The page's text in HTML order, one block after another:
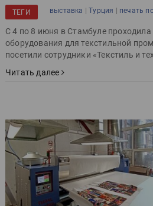
ТЕГИ выставка |Турция | печать
С 4 по 8 июня в Стамбуле
оборудования для текстильной
посетили сотрудники «Текстиль и
Читать далее